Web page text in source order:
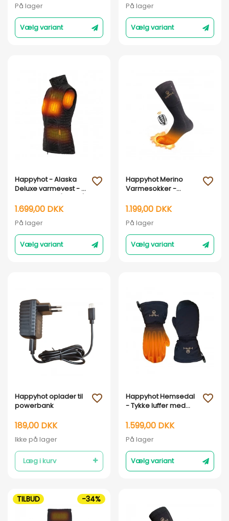
På lager
Vælg variant
På lager
Vælg variant
Vis her
Happyhot - Alaska
Deluxe varmevest - 4
1.699,00 DKK
På lager
Vælg variant
favorite_outline
Vis her
Happyhot Merino
Varmesokker -
model
1.199,00 DKK
På lager
Vælg variant
favorite_outline
Vis her
Happyhot oplader til
powerbank
189,00 DKK
Ikke på lager
Læg i kurv
favorite_outline
Vis her
Happyhot Hemsedal
- Tykke luffer med
1.599,00 DKK
På lager
Vælg variant
favorite_outline
TILBUD -34%